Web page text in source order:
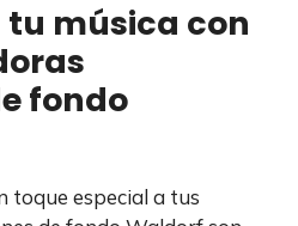
música con
fondo
toque especial a tus